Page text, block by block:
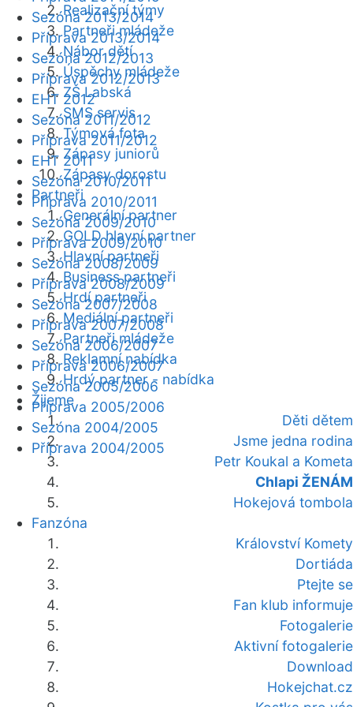
Realizační týmy
Partneři mládeže
Nábor dětí
Úspěchy mládeže
ZŠ Labská
SMS servis
Týmová fota
Zápasy juniorů
Zápasy dorostu
Partneři
Generální partner
GOLD hlavní partner
Hlavní partneři
Business partneři
Hrdí partneři
Mediální partneři
Partneři mládeže
Reklamní nabídka
Hrdý partner - nabídka
Žijeme
Děti dětem
Jsme jedna rodina
Petr Koukal a Kometa
Chlapi ŽENÁM
Hokejová tombola
Fanzóna
Království Komety
Dortiáda
Ptejte se
Fan klub informuje
Fotogalerie
Aktivní fotogalerie
Download
Hokejchat.cz
Sezóna 2013/2014
Příprava 2013/2014
Sezóna 2012/2013
Příprava 2012/2013
EHT 2012
Sezóna 2011/2012
Příprava 2011/2012
EHT 2011
Sezóna 2010/2011
Příprava 2010/2011
Sezóna 2009/2010
Příprava 2009/2010
Sezóna 2008/2009
Příprava 2008/2009
Sezóna 2007/2008
Příprava 2007/2008
Sezóna 2006/2007
Příprava 2006/2007
Sezóna 2005/2006
Příprava 2005/2006
Sezóna 2004/2005
Příprava 2004/2005